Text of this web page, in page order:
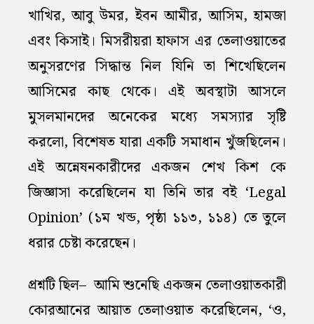
খাখির, আবু উমর, ইবন আমীর, আসিম, হামজা
এবং কিসাই। মিসরীয়রা হাফাস এর তেলাওয়াতের
অনুসরণের সিদ্ধান্ত নিল যিনি তা শিখেছিলেন
আসিমের কাছ থেকে। এই অবস্থাটা আসলে
মুসলমানদের অনেকের মধ্যে সমস্যার সৃষ্টি
করলো, বিশেষত যারা একটি সমাধান খুঁজছিলেন।
এই অন্নেষনকারীদের একজন শেখ কিশ কে
জিজ্ঞাসা করেছিলেন যা তিনি তার বই ‘Legal
Opinion’ (১ম খন্ড, পৃষ্ঠা ১১৩, ১১৪) তে তুলে
ধরার চেষ্টা করেছেন।
প্রশ্নটি ছিল– আমি শুনেছি একজন তেলাওয়াতকারী
কোরআনের আয়াত তেলাওয়াত করেছিলেন, ‘ও,